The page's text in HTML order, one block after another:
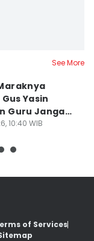
See More
Yasin
Guru Jangan
10:40 WIB
of Services